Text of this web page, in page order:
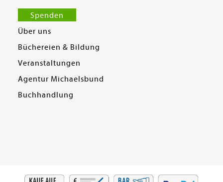
Spenden
Über uns
Büchereien & Bildung
Veranstaltungen
Agentur Michaelsbund
Buchhandlung